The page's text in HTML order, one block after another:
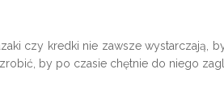
czy kredki nie zawsze wystarczają,
by po czasie chętnie do niego